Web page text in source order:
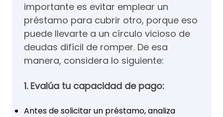
importante es evitar emplear un
préstamo para cubrir otro, porque eso
puede llevarte a un círculo vicioso de
deudas difícil de romper. De esa
manera, considera lo siguiente:
1. Evalúa tu capacidad de pago:
Antes de solicitar un préstamo, analiza